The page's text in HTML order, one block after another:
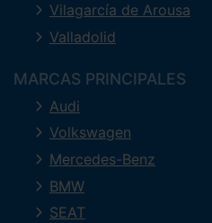
Vilagarcía de Arousa
Valladolid
MARCAS PRINCIPALES
Audi
Volkswagen
Mercedes-Benz
BMW
SEAT